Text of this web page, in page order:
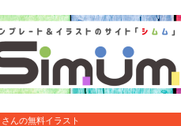
んの無料イラスト